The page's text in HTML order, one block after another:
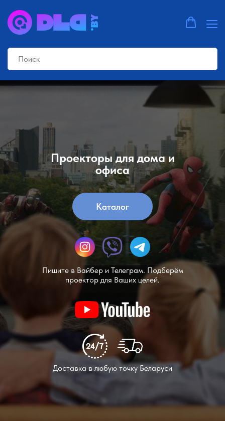
Доставка в любую точку Беларуси
Каталог
Пишите в Вайбер и Телеграм. Подберём
проектор для Ваших целей.
Проекторы для дома и
офиса